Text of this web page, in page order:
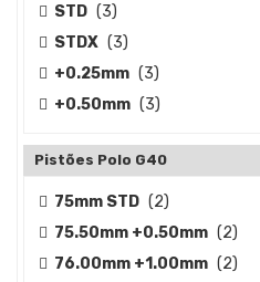
STD (3)
STDX (3)
+0.25mm (3)
+0.50mm (3)
Pistões Polo G40
75mm STD (2)
75.50mm +0.50mm (2)
76.00mm +1.00mm (2)